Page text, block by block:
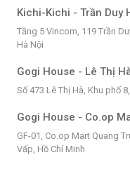
Kichi-Kichi - Trần Duy
Tầng 5 Vincom, 119 Trần
Hà Nội
Gogi House - Lê Thị
Số 473 Lê Thị Hà, Khu phố
Gogi House - Co.op
GF-01, Co.op Mart Quang
Vấp, Hồ Chí Minh